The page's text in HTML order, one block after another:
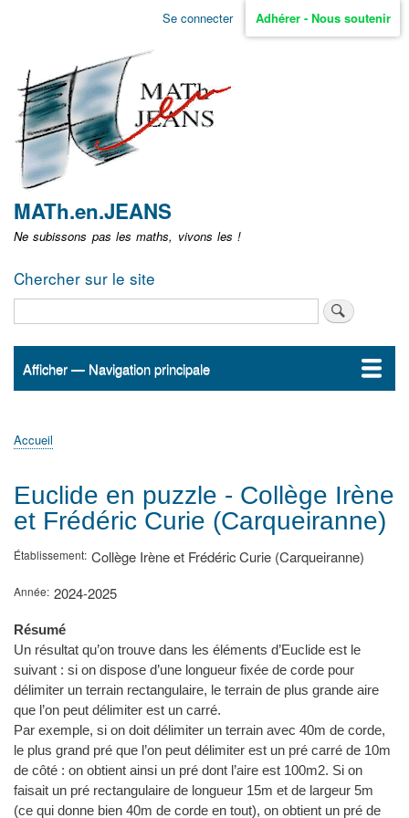
Aller
non
identifié
Se connecter Adhérer - Nous soutenir
MATh.en.JEANS
Ne subissons pas les maths, vivons les !
Chercher sur le site
Navigation
Afficher — Navigation principale
Accueil
ActualitésMATh.en.JEANS ?
Régions et Ateliers
Créer, gérer un atelier
Sujets/Publications
Congrès
d'Ariane
Accueil
Euclide en puzzle - Collège Irène
et Frédéric Curie (Carqueiranne)
Établissement Collège Irène et Frédéric Curie (Carqueiranne)
Année 2024-2025
Résumé
Un résultat qu’on trouve dans les éléments d’Euclide est le
suivant : si on dispose d’une longueur fixée de corde pour
délimiter un terrain rectangulaire, le terrain de plus grande aire
que l’on peut délimiter est un carré.
Par exemple, si on doit délimiter un terrain avec 40m de corde,
le plus grand pré que l’on peut délimiter est un pré carré de 10m
de côté : on obtient ainsi un pré dont l’aire est 100m2. Si on
faisait un pré rectangulaire de longueur 15m et de largeur 5m
(ce qui donne bien 40m de corde en tout), on obtient un pré de